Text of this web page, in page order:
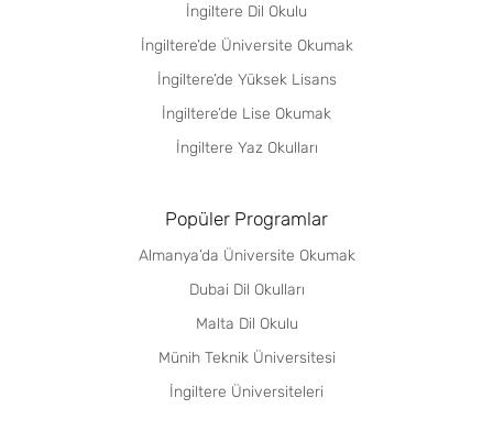
İngiltere Dil Okulu
İngiltere’de Üniversite Okumak
İngiltere’de Yüksek Lisans
İngiltere’de Lise Okumak
İngiltere Yaz Okulları
Popüler Programlar
Almanya’da Üniversite Okumak
Dubai Dil Okulları
Malta Dil Okulu
Münih Teknik Üniversitesi
İngiltere Üniversiteleri